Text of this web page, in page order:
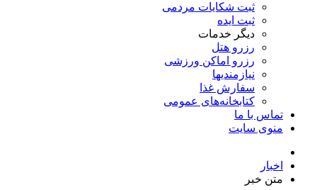
ثبت شکایات مردمی
ثبت ایده
دیگر خدمات
رزرو هتل
رزرو اماکن ورزشی
نیازمندیها
سفارش غذا
کتابخانه‌های عمومی
تماس با ما
منوی سایت
اخبار
متن خبر